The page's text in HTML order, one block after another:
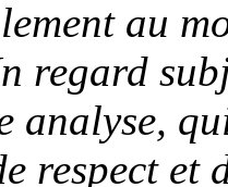
au
regard
analyse,
respect et